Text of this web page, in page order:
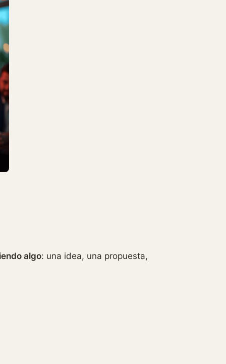
algo: una idea, una propuesta,